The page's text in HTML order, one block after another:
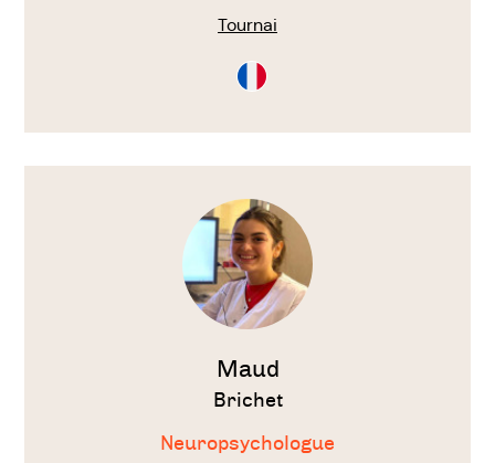
Tournai
Consultation
en
Voir
Maud
Brichet
Neuropsychologue